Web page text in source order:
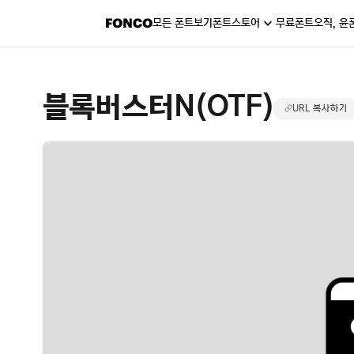
모든 폰트보기폰트스토어 무료폰트오직, 윤
블록버스터N(OTF) URL 복사하기